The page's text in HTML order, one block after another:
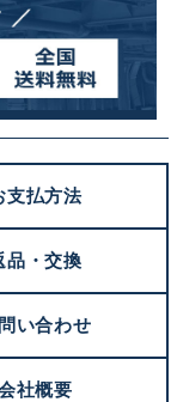
支払方法
品・交換
い合わせ
社概要